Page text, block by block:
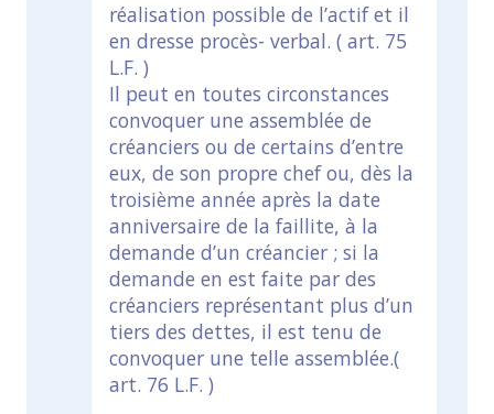
réalisation possible de l’actif et il
en dresse procès- verbal. ( art. 75
L.F. )
Il peut en toutes circonstances
convoquer une assemblée de
créanciers ou de certains d’entre
eux, de son propre chef ou, dès la
troisième année après la date
anniversaire de la faillite, à la
demande d’un créancier ; si la
demande en est faite par des
créanciers représentant plus d’un
tiers des dettes, il est tenu de
convoquer une telle assemblée.(
art. 76 L.F. )